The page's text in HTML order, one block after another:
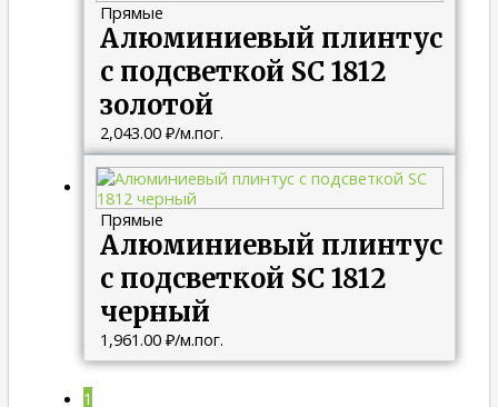
Прямые
Алюминиевый плинтус
с подсветкой SC 1812
золотой
2,043.00 ₽/м.пог.
Прямые
Алюминиевый плинтус
с подсветкой SC 1812
черный
1,961.00 ₽/м.пог.
1